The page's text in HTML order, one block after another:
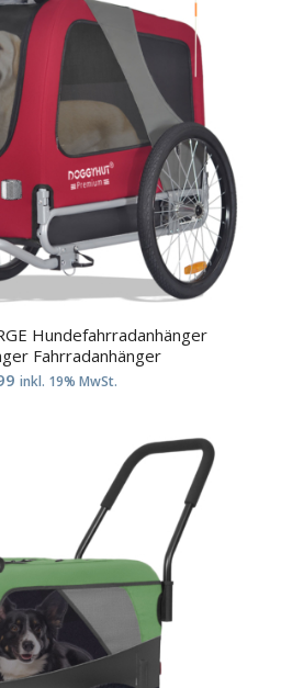
Hundefahrradanhänger
Fahrradanhänger
inkl. 19% MwSt.